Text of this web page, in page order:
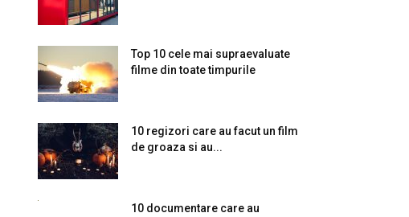
Top 10 cele mai supraevaluate
filme din toate timpurile
10 regizori care au facut un film
de groaza si au...
10 documentare care au